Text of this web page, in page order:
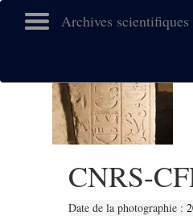
Archives
CNRS-
Date de la photographie :